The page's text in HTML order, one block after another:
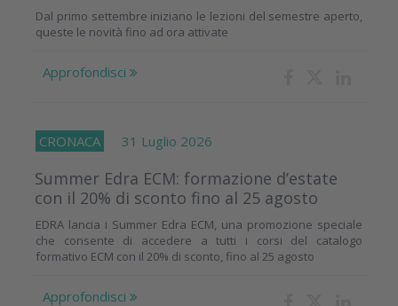
Dal primo settembre iniziano le lezioni del semestre aperto,
queste le novità fino ad ora attivate
Approfondisci
CRONACA 31 Luglio 2026
Summer Edra ECM: formazione d’estate
con il 20% di sconto fino al 25 agosto
EDRA lancia i Summer Edra ECM, una promozione speciale
che consente di accedere a tutti i corsi del catalogo
formativo ECM con il 20% di sconto, fino al 25 agosto
Approfondisci